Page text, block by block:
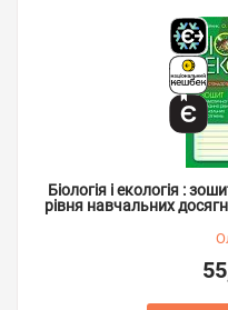
Біологія і екологія :
рівня навчальних